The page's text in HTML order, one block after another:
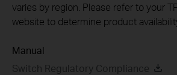
varies by region. Please refer to your
website to determine product
Manual
Switch Regulatory Compliance